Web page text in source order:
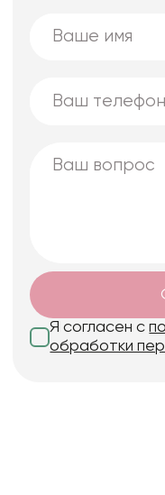
Я согласен с
обработки